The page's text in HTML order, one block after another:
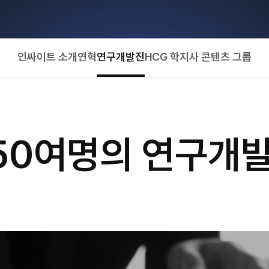
인싸이트 소개연혁연구개발진HCG 학지사 콘텐츠 그룹
여명의 연구개